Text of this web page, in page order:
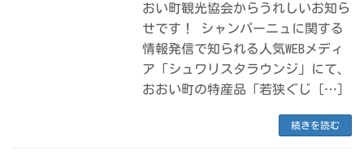
おい町観光協会からうれしいお知ら
せです！ シャンパーニュに関する
情報発信で知られる人気WEBメディ
ア「シュワリスタラウンジ」にて、
おおい町の特産品「若狭ぐじ […]
続きを読む